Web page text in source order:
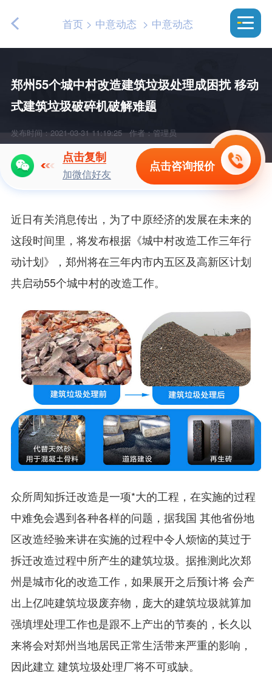
首页> 中意动态 > 中意动态
郑州55个城中村改造建筑垃圾处理成困扰 移动
式建筑垃圾破碎机破解难题
发布时间：2021-03-31 11:19:25 作者：管理员
点击复制
加微信好友 点击咨询报价
近日有关消息传出，为了中原经济的发展在未来的
这段时间里，将发布根据《城中村改造工作三年行
动计划》，郑州将在三年内市内五区及高新区计划
共启动55个城中村的改造工作。
众所周知拆迁改造是一项*大的工程，在实施的过程
中难免会遇到各种各样的问题，据我国 其他省份地
区改造经验来讲在实施的过程中令人烦恼的莫过于
拆迁改造过程中所产生的建筑垃圾。据推测此次郑
州是城市化的改造工作，如果展开之后预计将 会产
出上亿吨建筑垃圾废弃物，庞大的建筑垃圾就算加
强填埋处理工作也是跟不上产出的节奏的，长久以
来将会对郑州当地居民正常生活带来严重的影响，
因此建立 建筑垃圾处理厂将不可或缺。